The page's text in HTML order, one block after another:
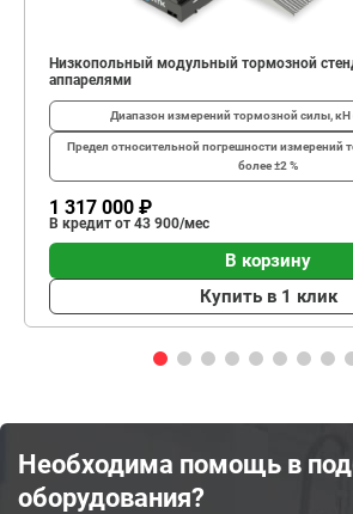
Низкопольный модульный тормозной
аппарелями
Диапазон измерений тормозной силы, кН
Предел относительной погрешности измерений
более ±2 %
1 317 000 ₽
В кредит от 43 900/мес
В корзину
Купить в 1 клик
Необходима помощь в
оборудования?